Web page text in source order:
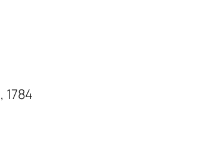
1784